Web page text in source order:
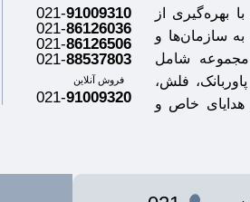
بهره‌گیری از
سازمان‌ها و
مجموعه شامل
فلش،
هدایای خاص و
021-91009310
021-86126036
021-86126506
021-88537803
فروش آنلاین
021-91009320